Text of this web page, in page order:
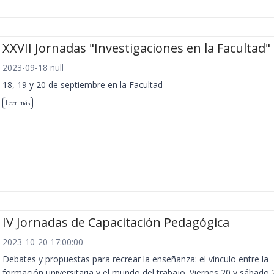
XXVII Jornadas "Investigaciones en la Facultad"
2023-09-18 null
18, 19 y 20 de septiembre en la Facultad
Leer más
IV Jornadas de Capacitación Pedagógica
2023-10-20 17:00:00
Debates y propuestas para recrear la enseñanza: el vínculo entre la